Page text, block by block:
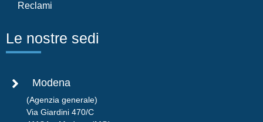
Reclami
Le nostre sedi
Modena
(Agenzia generale)
Via Giardini 470/C